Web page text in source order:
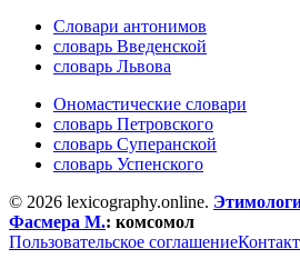
Словари антонимов
словарь Введенской
словарь Львова
Ономастические словари
словарь Петровского
словарь Суперанской
словарь Успенского
© 2026 lexicography.online.
Фасмера М.: комсомол
Пользовательское соглашение